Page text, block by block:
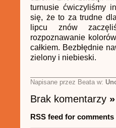
turnusie ćwiczyliśmy
się, że to za trudne
lipcu znów
rozpoznawanie
całkiem. Bezbłędnie
zielony i niebieski.
Napisane przez Beata w:
Brak komentarzy »
RSS feed for